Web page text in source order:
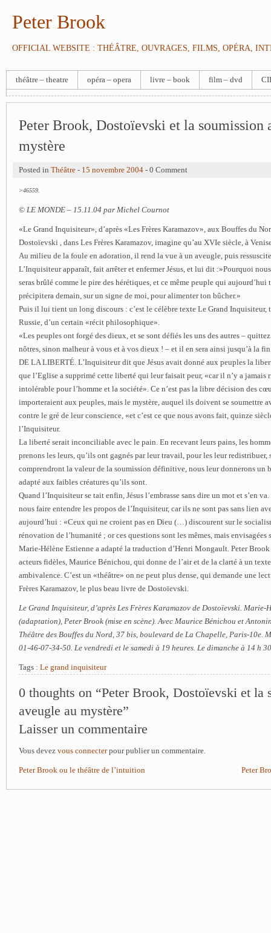
Peter Brook
OFFICIAL WEBSITE : THÉÂTRE, OUVRAGES, FILMS, OPÉRA,
théâtre – theatre opéra – opera livre – book film – dvd
Peter Brook, Dostoïevski et la soumission
mystère
Posted in Théâtre - 15 novembre 2004 - 0 Comment
>46559.
© LE MONDE – 15.11.04 par Michel Cournot
«Le Grand Inquisiteur», d’après «Les Frères Karamazov», aux Bouffes du
Dostoïevski , dans Les Frères Karamazov, imagine qu’au XVIe siècle, à
Au milieu de la foule en adoration, il rend la vue à un aveugle, puis
L’Inquisiteur apparaît, fait arrêter et enfermer Jésus, et lui dit :»Pourquoi
seras brûlé comme le pire des hérétiques, et ce même peuple qui aujourd’hui
précipitera demain, sur un signe de moi, pour alimenter ton bûcher.»
Puis il lui tient un long discours : c’est le célèbre texte Le Grand Inquisiteur,
Russie, d’un certain «récit philosophique».
«Les peuples ont forgé des dieux, et se sont défiés les uns des autres –
nôtres, sinon malheur à vous et à vos dieux ! – et il en sera ainsi jusqu’à la
DE LA LIBERTÉ. L’Inquisiteur dit que Jésus avait donné aux peuples la
que l’Eglise a supprimé cette liberté qui leur faisait peur, «car il n’y a jamais
intolérable pour l’homme et la société». Ce n’est pas la libre décision des
importeraient aux peuples, mais le mystère, auquel ils doivent se soumettre
contre le gré de leur conscience, «et c’est ce que nous avons fait, quinze
l’Inquisiteur.
La liberté serait inconciliable avec le pain. En recevant leurs pains, les
prenons les leurs, qu’ils ont gagnés par leur travail, pour les leur redistribuer,
comprendront la valeur de la soumission définitive, nous leur donnerons un
adapté aux faibles créatures qu’ils sont.
Quand l’Inquisiteur se tait enfin, Jésus l’embrasse sans dire un mot et s’en
nous faire entendre les propos de l’Inquisiteur, car ils ne sont pas sans lien
aujourd’hui : «Ceux qui ne croient pas en Dieu (…) discourent sur le
rénovation de l’humanité ; or ces questions sont les mêmes, mais envisagées
Marie-Hélène Estienne a adapté la traduction d’Henri Mongault. Peter Brook
acteurs fidèles, Maurice Bénichou, qui donne de l’air et de la clarté à un
ambivalence. C’est un «théâtre» on ne peut plus dense, qui demande une
Frères Karamazov, le plus beau livre de Dostoïevski.
Le Grand Inquisiteur, d’après Les Frères Karamazov de Dostoïevski. Marie-
(adaptation), Peter Brook (mise en scène). Avec Maurice Bénichou et
Théâtre des Bouffes du Nord, 37 bis, boulevard de La Chapelle, Paris-10e.
01-46-07-34-50. Le vendredi et le samedi à 19 heures. Le dimanche à 14 h
Tags : Le grand inquisiteur
0 thoughts on “Peter Brook, Dostoïevski et la
aveugle au mystère”
Laisser un commentaire
Vous devez vous connecterpour publier un commentaire.
Peter Brook ou le théâtre de l’intuition Peter